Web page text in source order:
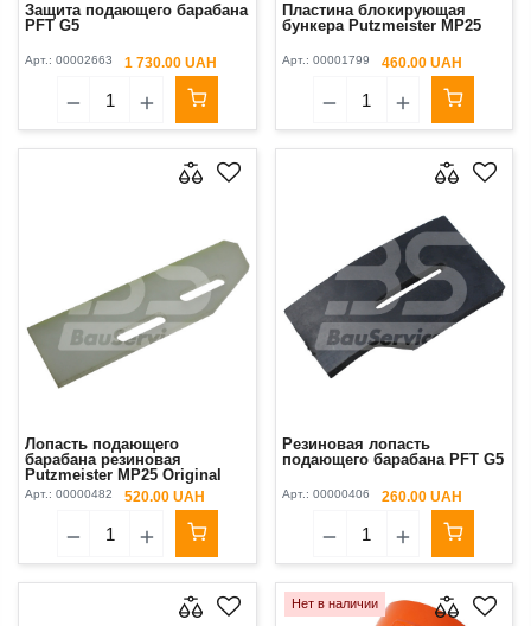
Защита подающего барабана
PFT G5
Арт.: 00002663 1 730.00 UAH
Пластина блокирующая
бункера Putzmeister МР25
Арт.: 00001799 460.00 UAH
Лопасть подающего
барабана резиновая
Putzmeister MP25 Original
Арт.: 00000482 520.00 UAH
Резиновая лопасть
подающего барабана PFT G5
Арт.: 00000406 260.00 UAH
Нет в наличии